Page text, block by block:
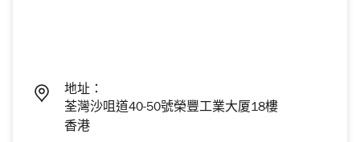
地址：
荃灣沙咀道40-50號榮豐工業大厦18樓
香港